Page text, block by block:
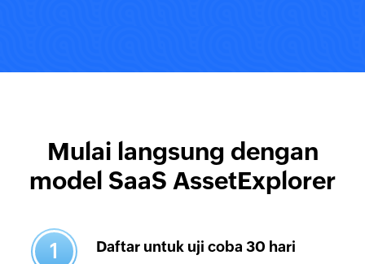
Mulai langsung dengan
model SaaS AssetExplorer
1 Daftar untuk uji coba 30 hari